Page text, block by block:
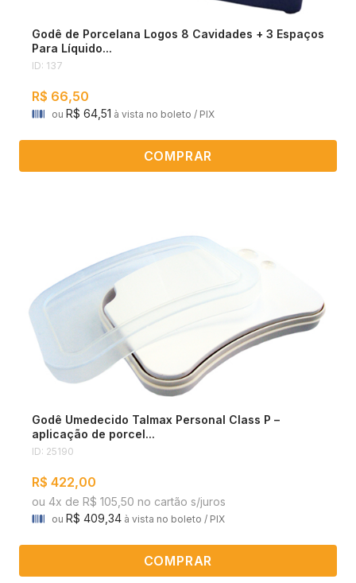
Godê de Porcelana Logos 8 Cavidades + 3 Espaços
Para Líquido...
ID: 137
R$ 66,50
ou R$ 64,51 à vista no boleto / PIX
COMPRAR
Godê Umedecido Talmax Personal Class P –
aplicação de porcel...
ID: 25190
R$ 422,00
ou 4x de R$ 105,50 no cartão s/juros
ou R$ 409,34 à vista no boleto / PIX
COMPRAR